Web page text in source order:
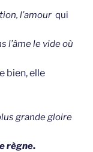
l’amour qui
l’âme le vide où
bien, elle
grande gloire
règne.